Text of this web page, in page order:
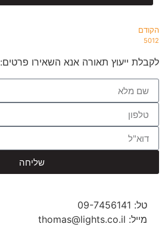
הקודם
5012
לקבלת ייעוץ תאורה אנא השאירו פרטים:
שליחה
טל: 09-7456141
מייל: thomas@lights.co.il‬